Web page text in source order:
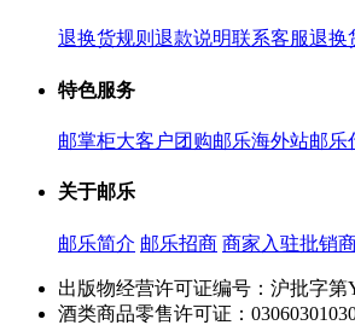
退换货规则 退款说明联系客服退换
特色服务
邮掌柜大客户团购邮乐海外站邮乐
关于邮乐
邮乐简介 邮乐招商 商家入驻批销
出版物经营许可证编号：沪批字第
酒类商品零售许可证：